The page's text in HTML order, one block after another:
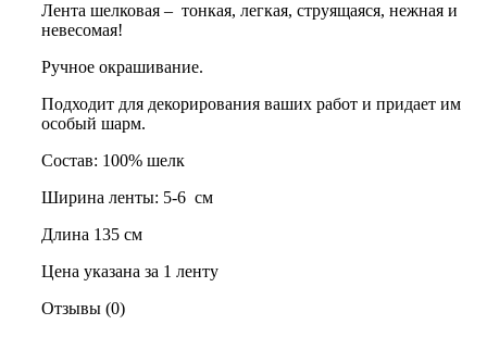
Лента шелковая – тонкая, легкая, струящаяся, нежная и
невесомая!
Ручное окрашивание.
Подходит для декорирования ваших работ и придает им
особый шарм.
Состав: 100% шелк
Ширина ленты: 5-6 см
Длина 135 см
Цена указана за 1 ленту
Отзывы (0)